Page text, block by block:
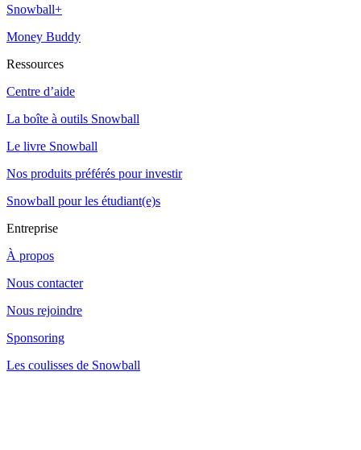
Snowball+
Money Buddy
Ressources
Centre d’aide
La boîte à outils Snowball
Le livre Snowball
Nos produits préférés pour investir
Snowball pour les étudiant(e)s
Entreprise
À propos
Nous contacter
Nous rejoindre
Sponsoring
Les coulisses de Snowball